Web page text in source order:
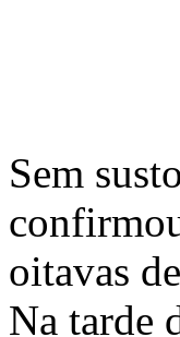
Sem
oitavas
Na tarde